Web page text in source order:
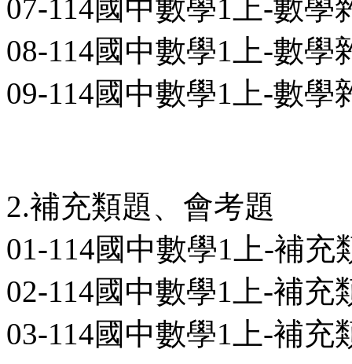
07-114國中數學1上-數學
08-114國中數學1上-數學
09-114國中數學1上-數學
2.補充類題、會考題
01-114國中數學1上-補充
02-114國中數學1上-補充
03-114國中數學1上-補充